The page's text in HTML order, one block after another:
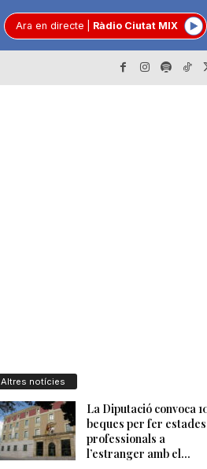
Ara en directe Ràdio Ciutat MIX
Altres notícies